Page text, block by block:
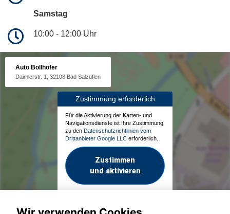
Samstag
10:00 - 12:00 Uhr
Auto Bollhöfer
Daimlerstr. 1, 32108 Bad Salzuflen
Zustimmung erforderlich
Für die Aktivierung der Karten- und
Navigationsdienste ist Ihre Zustimmung
zu den Datenschutzrichtlinien vom
Drittanbieter Google LLC erforderlich.
Zustimmen
und aktivieren